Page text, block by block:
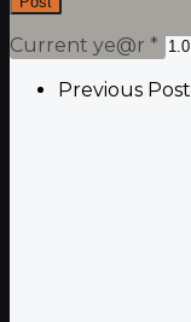
Current ye@r *
Previous Post